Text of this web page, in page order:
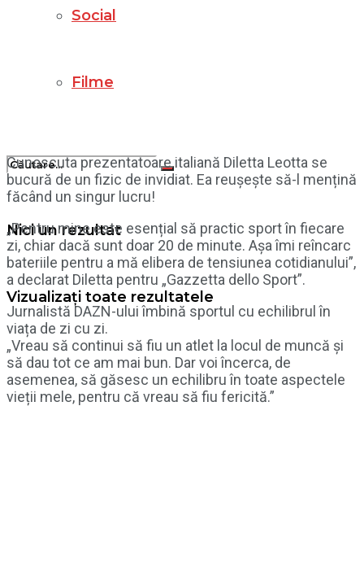
Social
Filme
Nici un rezultat
Vizualizați toate rezultatele
Cunoscuta prezentatoare italiană Diletta Leotta se
bucură de un fizic de invidiat. Ea reușește să-l mențină
făcând un singur lucru!
„Pentru mine este esențial să practic sport în fiecare
zi, chiar dacă sunt doar 20 de minute. Așa îmi reîncarc
bateriile pentru a mă elibera de tensiunea cotidianului”,
a declarat Diletta pentru „Gazzetta dello Sport”.
Jurnalistă DAZN-ului îmbină sportul cu echilibrul în
viața de zi cu zi.
„Vreau să continui să fiu un atlet la locul de muncă și
să dau tot ce am mai bun. Dar voi încerca, de
asemenea, să găsesc un echilibru în toate aspectele
vieții mele, pentru că vreau să fiu fericită.”